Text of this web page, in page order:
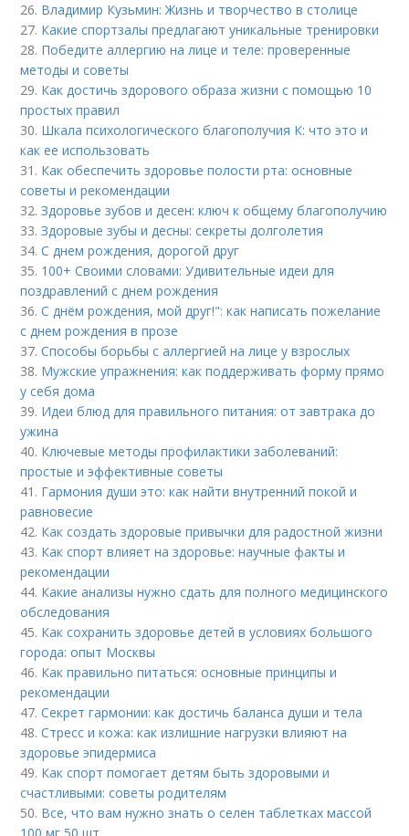
26. Владимир Кузьмин: Жизнь и творчество в столице
27. Какие спортзалы предлагают уникальные тренировки
28. Победите аллергию на лице и теле: проверенные
методы и советы
29. Как достичь здорового образа жизни с помощью 10
простых правил
30. Шкала психологического благополучия К: что это и
как ее использовать
31. Как обеспечить здоровье полости рта: основные
советы и рекомендации
32.Здоровье зубов и десен: ключ к общему благополучию
33.Здоровые зубы и десны: секреты долголетия
34.С днем рождения, дорогой друг
35. 100+ Своими словами: Удивительные идеи для
поздравлений с днем рождения
36.С днём рождения, мой друг!": как написать пожелание
с днем рождения в прозе
37.Способы борьбы с аллергией на лице у взрослых
38. Мужские упражнения: как поддерживать форму прямо
у себя дома
39. Идеи блюд для правильного питания: от завтрака до
ужина
40. Ключевые методы профилактики заболеваний:
простые и эффективные советы
41. Гармония души это: как найти внутренний покой и
равновесие
42. Как создать здоровые привычки для радостной жизни
43. Как спорт влияет на здоровье: научные факты и
рекомендации
44. Какие анализы нужно сдать для полного медицинского
обследования
45. Как сохранить здоровье детей в условиях большого
города: опыт Москвы
46. Как правильно питаться: основные принципы и
рекомендации
47.Секрет гармонии: как достичь баланса души и тела
48.Стресс и кожа: как излишние нагрузки влияют на
здоровье эпидермиса
49. Как спорт помогает детям быть здоровыми и
счастливыми: советы родителям
50. Все, что вам нужно знать о селен таблетках массой